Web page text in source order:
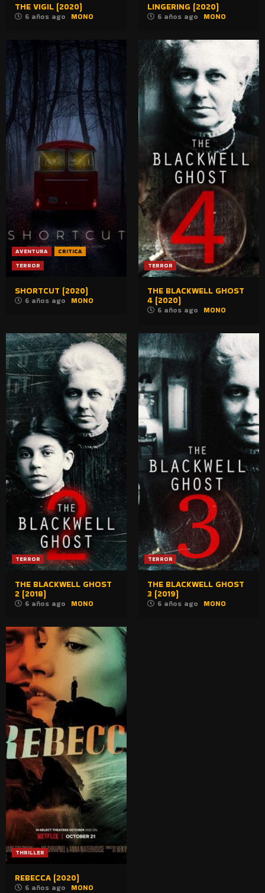
THE VIGIL (2020)
6 años ago MONO
LINGERING (2020)
6 años ago MONO
AVENTURA
CRITICA
TERROR
SHORTCUT (2020)
6 años ago MONO
TERROR
THE BLACKWELL GHOST
4 (2020)
6 años ago MONO
TERROR
THE BLACKWELL GHOST
2 (2018)
6 años ago MONO
TERROR
THE BLACKWELL GHOST
3 (2019)
6 años ago MONO
THRILLER
REBECCA (2020)
6 años ago MONO